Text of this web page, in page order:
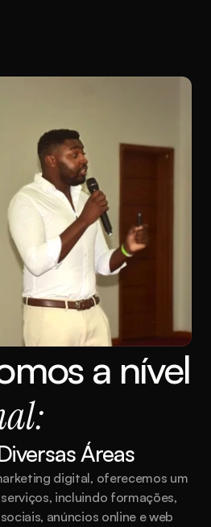
Áreas
digital, oferecemos um
incluindo formações,
anúncios online e web